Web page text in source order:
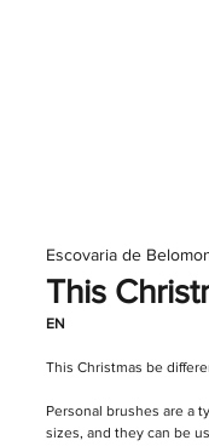
This
Escovaria de
EN
This Christmas be
Personal brushes are a
sizes, and they can be